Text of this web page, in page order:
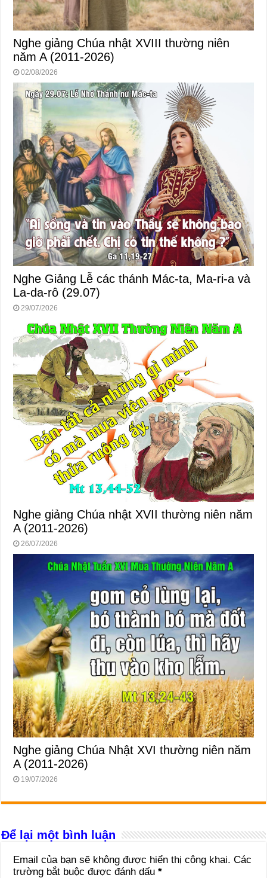
Nghe giảng Chúa nhật XVIII thường niên
năm A (2011-2026)
02/08/2026
Nghe Giảng Lễ các thánh Mác-ta, Ma-ri-a và
La-da-rô (29.07)
29/07/2026
Nghe giảng Chúa nhật XVII thường niên năm
A (2011-2026)
26/07/2026
Nghe giảng Chúa Nhật XVI thường niên năm
A (2011-2026)
19/07/2026
Để lại một bình luận
Email của bạn sẽ không được hiển thị công khai. Các
trường bắt buộc được đánh dấu*